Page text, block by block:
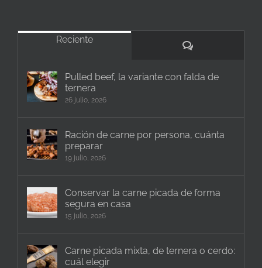
Reciente
Comentarios
Pulled beef, la variante con falda de
ternera
26 julio, 2026
Ración de carne por persona, cuánta
preparar
19 julio, 2026
Conservar la carne picada de forma
segura en casa
15 julio, 2026
Carne picada mixta, de ternera o cerdo:
cuál elegir